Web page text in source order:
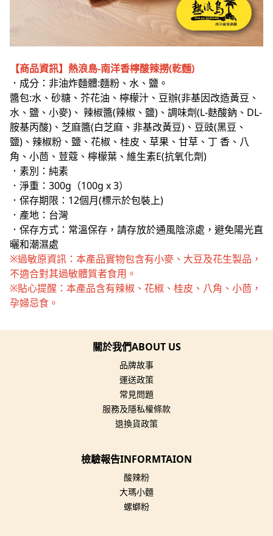
【商品資訊】熱浪島-南洋香檸酸辣撈(乾麵)
．成分：非油炸麵體:麵粉、水、鹽。
醬包:水、砂糖、芥花油、檸檬汁、豆辦(非基因改造黃豆、
水、鹽、小麥)、 辣椒醬(辣椒、鹽)、調味劑(L-麩酸鈉、DL-
胺基丙酸)、芝麻醬(白芝麻、非基改黃豆)、豆豉(黑豆、
鹽)、辣椒粉、鹽、花椒、桂皮、草果、甘草、丁 香、八
角、小茴、荳蔻、檸檬葉、維生素E(抗氧化劑)
．素別：純素
．淨重：300g（100g x 3）
．保存期限：12個月(標示於包裝上)
．產地：台灣
．保存方式：常溫保存，請存放於通風陰涼處，避免陽光直
曬和潮濕處
※過敏原資訊：本產品實物包含有小麥、大豆及花生製品，
不適合對其過敏體質者食用。
※貼心提醒：本產品含有辣椒、花椒、桂皮、八角、小茴，
孕婦忌食。
關於我們ABOUT US
品牌故事
運送政策
常見問題
服務及隱私權條款
退換貨政策
檢驗報告INFORMTAION
酸辣粉
大瑪小麵
螺螄粉